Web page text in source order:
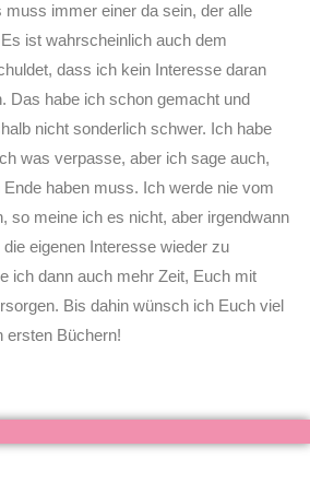
immer einer da sein, der alle
ist wahrscheinlich auch dem
dass ich kein Interesse daran
Das habe ich schon gemacht und
nicht sonderlich schwer. Ich habe
was verpasse, aber ich sage auch,
haben muss. Ich werde nie vom
so meine ich es nicht, aber irgendwann
eigenen Interesse wieder zu
ich dann auch mehr Zeit, Euch mit
Bis dahin wünsch ich Euch viel
ersten Büchern!